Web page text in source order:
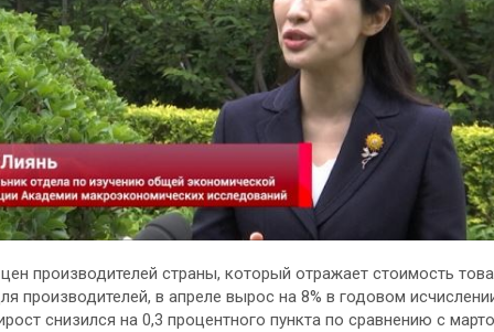
производителей страны, который отражает стоимость
производителей, в апреле вырос на 8% в годовом
снизился на 0,3 процентного пункта по сравнению с